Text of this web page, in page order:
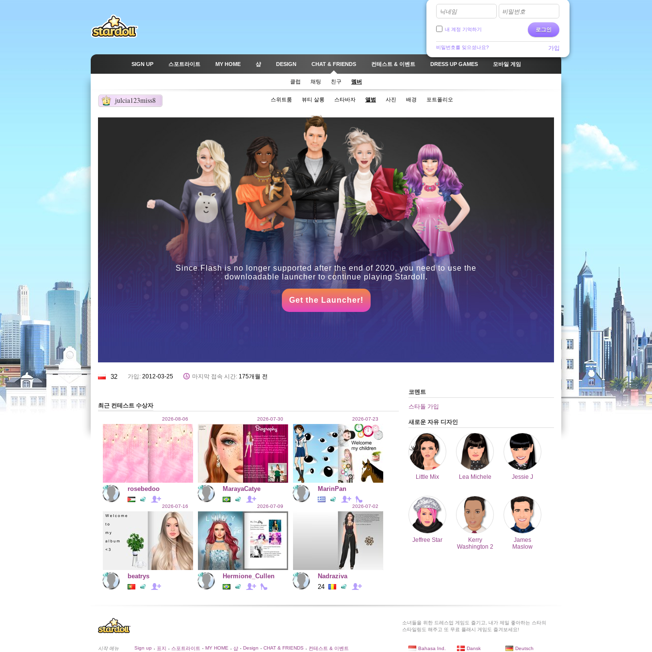
닉네임 비밀번호
로그인
내 계정 기억하기
비밀번호를 잊으셨나요? 가입
SIGN UP 스포트라이트 MY HOME 샵 DESIGN CHAT & FRIENDS 컨테스트 & 이벤트 DRESS UP GAMES 모바일 게임
클럽 채팅 친구 멤버
julcia123miss8
1 스위트룸 뷰티 살롱 스타바자 앨범 사진 배경 포트폴리오
Since Flash is no longer supported after the end of 2020, you need to use the
downloadable launcher to continue playing Stardoll.
Get the Launcher!
32 가입: 2012-03-25 마지막 접속 시간: 175개월 전
최근 컨테스트 수상자
2026-08-06
rosebedoo
2026-07-30
MarayaCatye
2026-07-23
MarinPan
2026-07-16
beatrys
2026-07-09
Hermione_Cullen
2026-07-02
Nadraziva
24
코멘트
스타돌 가입
새로운 자유 디자인
Little Mix Lea Michele Jessie J
Jeffree Star
Kerry
Washington 2
James
Maslow
소녀들을 위한 드레스업 게임도 즐기고, 내가 제일 좋아하는 스타의
스타일링도 해주고 또 무료 플래시 게임도 즐겨보세요!
시작 메뉴 Sign up • 표지 • 스포트라이트 • MY HOME • 샵 • Design • CHAT & FRIENDS • 컨테스트 & 이벤트 Bahasa Ind. Dansk Deutsch